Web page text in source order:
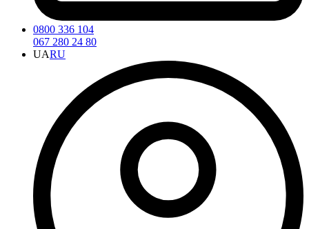
0800 336 104
067 280 24 80
UARU